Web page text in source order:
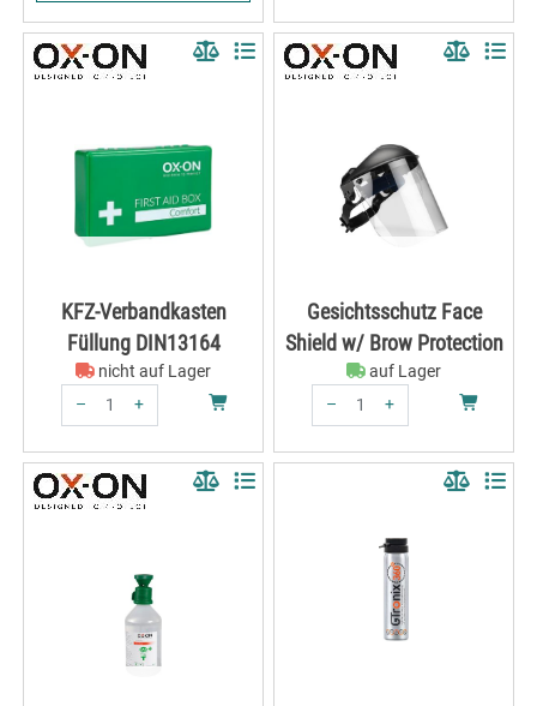
KFZ-Verbandkasten
Füllung DIN13164
nicht auf Lager
–
+
Gesichtsschutz Face
Shield w/ Brow Protection
auf Lager
–
+